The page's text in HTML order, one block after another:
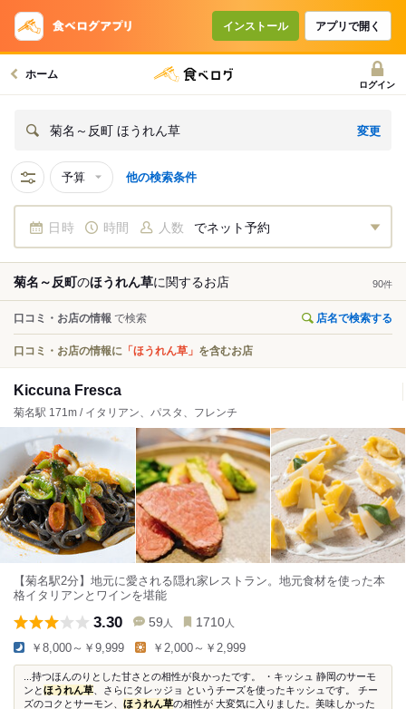
インストール アプリで開く
ホーム
ログイン
菊名～反町 ほうれん草 変更
予算 他の検索条件
日時 時間 人数 でネット予約
菊名～反町のほうれん草に関するお店 90件
口コミ・お店の情報 で検索 店名で検索する
口コミ・お店の情報に 「ほうれん草」 を含むお店
Kiccuna Fresca
菊名駅 171m / イタリアン、パスタ、フレンチ
【菊名駅2分】地元に愛される隠れ家レストラン。地元食材を使った本
格イタリアンとワインを堪能
3.30 59 人 1710 人
￥8,000～￥9,999 ￥2,000～￥2,999
...持つほんのりとした甘さとの相性が良かったです。 ・キッシュ 静岡のサーモ
ンとほうれん草 、さらにタレッジョ というチーズを使ったキッシュです。 チー
ズのコクとサーモン、 ほうれん草の相性が 大変気に入りました。美味しかった